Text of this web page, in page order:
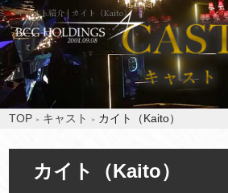
キャスト紹介 | カイト（Kaito）
TOP キャスト カイト（Kaito）
カイト（Kaito）